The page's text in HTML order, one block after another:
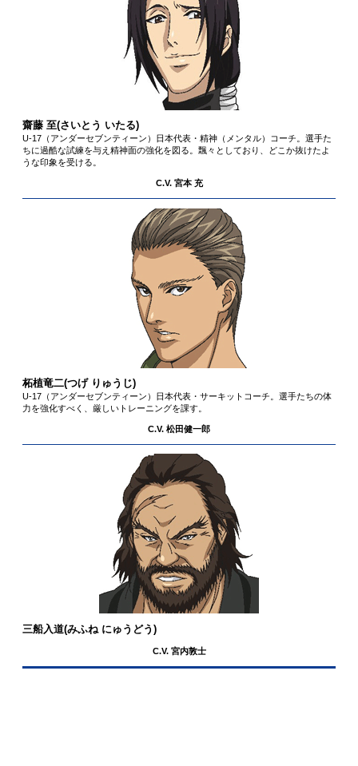
齋藤 至(さいとう いたる)
U-17（アンダーセブンティーン）日本代表・精神（メンタル）コーチ。選手た
ちに過酷な試練を与え精神面の強化を図る。飄々としており、どこか抜けたよ
うな印象を受ける。
C.V. 宮本 充
柘植竜二(つげ りゅうじ)
U-17（アンダーセブンティーン）日本代表・サーキットコーチ。選手たちの体
力を強化すべく、厳しいトレーニングを課す。
C.V. 松田健一郎
三船入道(みふね にゅうどう)
C.V. 宮内敦士